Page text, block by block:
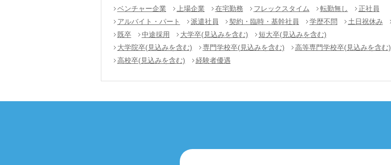
ベンチャー企業
上場企業 在宅勤務 フレックスタイム 転勤無し
正社員
アルバイト・パート
派遣社員 契約・臨時・基幹社員 学歴不問 土日祝休み
既卒
中途採用 大学卒(見込みを含む)
短大卒(見込みを含む)
大学院卒(見込みを含む)
専門学校卒(見込みを含む)
高等専門学校卒(見込みを含む)
高校卒(見込みを含む)
経験者優遇